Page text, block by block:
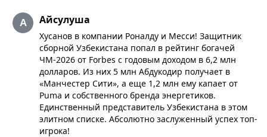
Айсулуша
Хусанов в компании Роналду и Месси! Защитник
сборной Узбекистана попал в рейтинг богачей
ЧМ-2026 от Forbes с годовым доходом в 6,2 млн
долларов. Из них 5 млн Абдукодир получает в
«Манчестер Сити», а еще 1,2 млн ему капает от
Puma и собственного бренда энергетиков.
Единственный представитель Узбекистана в этом
элитном списке. Абсолютно заслуженный успех топ-
игрока!